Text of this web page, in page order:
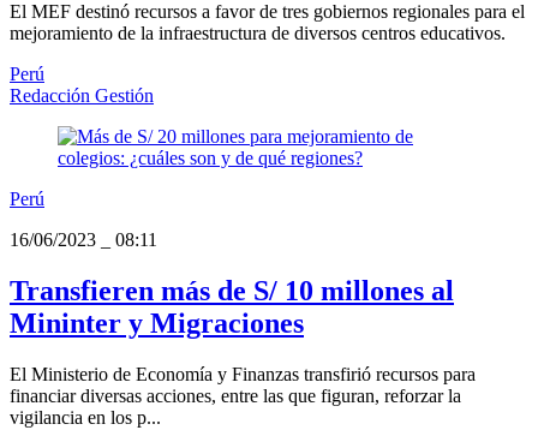
El MEF destinó recursos a favor de tres gobiernos regionales para el
mejoramiento de la infraestructura de diversos centros educativos.
Perú
Redacción Gestión
Perú
16/06/2023
08:11
Transfieren más de S/ 10 millones al
Mininter y Migraciones
El Ministerio de Economía y Finanzas transfirió recursos para
financiar diversas acciones, entre las que figuran, reforzar la
vigilancia en los p...